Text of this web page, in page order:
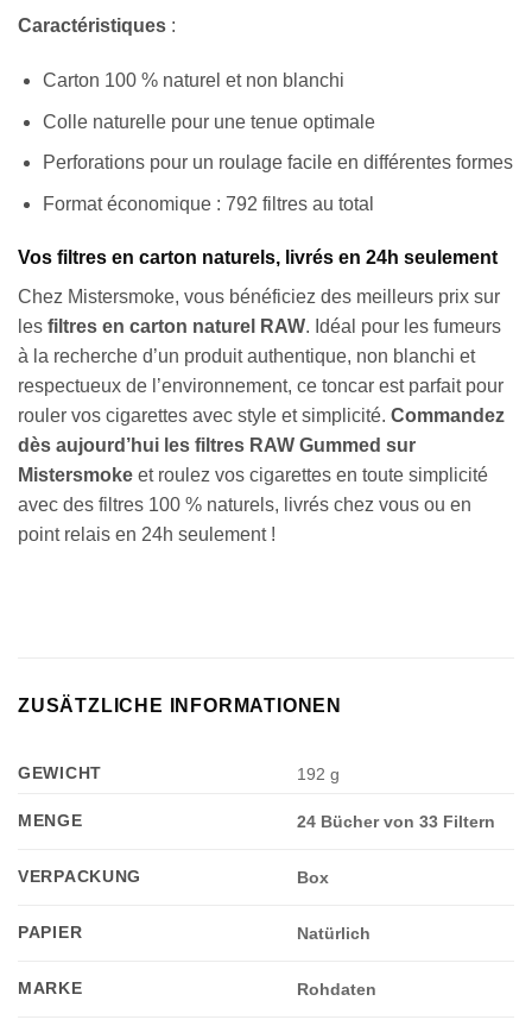
Caractéristiques :
Carton 100 % naturel et non blanchi
Colle naturelle pour une tenue optimale
Perforations pour un roulage facile en différentes formes
Format économique : 792 filtres au total
Vos filtres en carton naturels, livrés en 24h seulement
Chez Mistersmoke, vous bénéficiez des meilleurs prix sur
les filtres en carton naturel RAW. Idéal pour les fumeurs
à la recherche d’un produit authentique, non blanchi et
respectueux de l’environnement, ce toncar est parfait pour
rouler vos cigarettes avec style et simplicité. Commandez
dès aujourd’hui les filtres RAW Gummed sur
Mistersmoke et roulez vos cigarettes en toute simplicité
avec des filtres 100 % naturels, livrés chez vous ou en
point relais en 24h seulement !
ZUSÄTZLICHE INFORMATIONEN
GEWICHT 192 g
MENGE 24 Bücher von 33 Filtern
VERPACKUNG Box
PAPIER Natürlich
MARKE Rohdaten